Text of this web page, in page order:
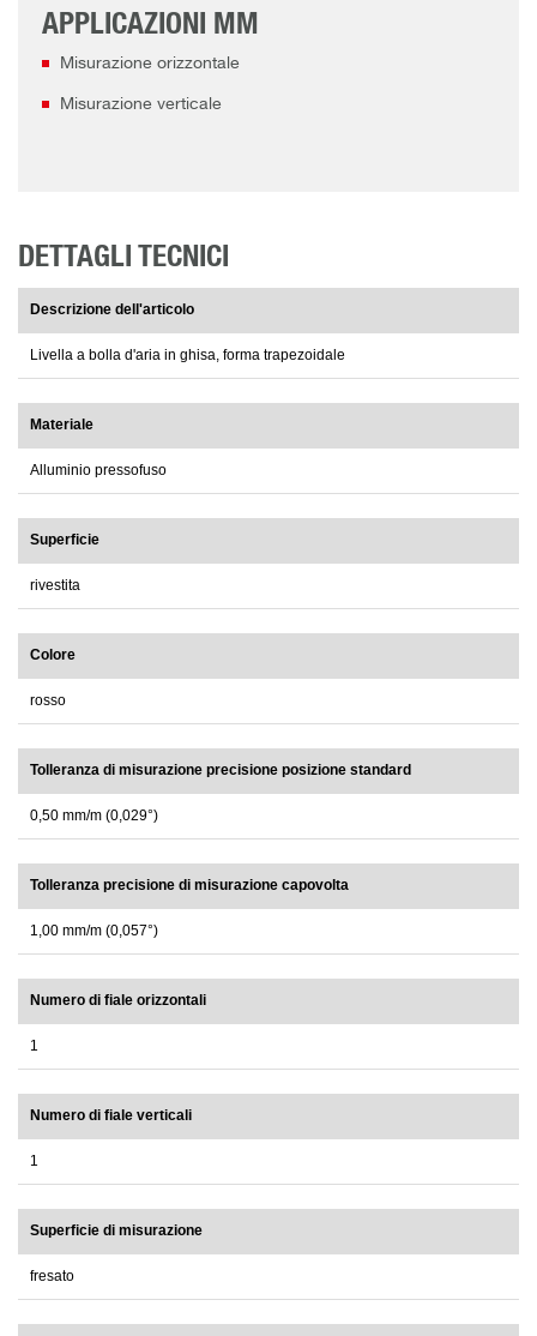
APPLICAZIONI MM
Misurazione orizzontale
Misurazione verticale
DETTAGLI TECNICI
Descrizione dell'articolo
Livella a bolla d'aria in ghisa, forma trapezoidale
Materiale
Alluminio pressofuso
Superficie
rivestita
Colore
rosso
Tolleranza di misurazione precisione posizione standard
0,50 mm/m (0,029°)
Tolleranza precisione di misurazione capovolta
1,00 mm/m (0,057°)
Numero di fiale orizzontali
1
Numero di fiale verticali
1
Superficie di misurazione
fresato